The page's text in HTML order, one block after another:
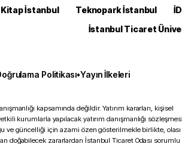
Kitap İstanbul Teknopark İstanbul
İstanbul Ticaret
Politikası•Yayın İlkeleri
kapsamında değildir. Yatırım kararları, kişisel
kurumlarla yapılacak yatırım danışmanlığı sözleşmesi
ve güncelliği için azami özen gösterilmekle birlikte, olası
doğabilecek zararlardan İstanbul Ticaret Odası sorumlu